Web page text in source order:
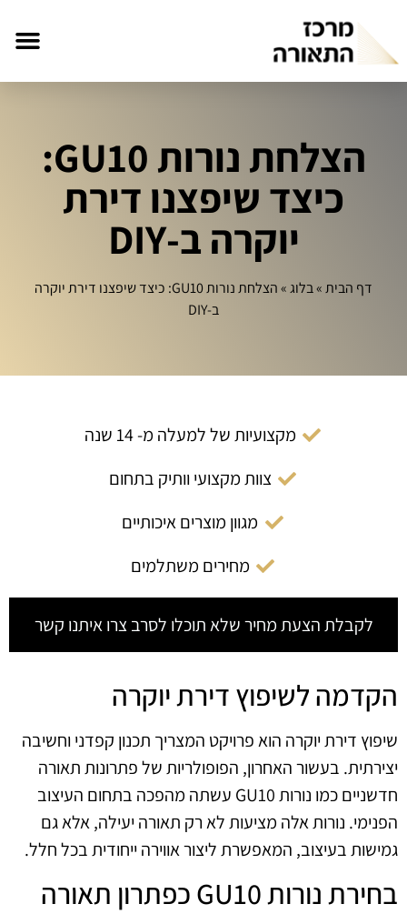
הצלחת נורות GU10:
כיצד שיפצנו דירת
יוקרה ב‑DIY
דף הבית»בלוג»
הצלחת נורות GU10: כיצד שיפצנו דירת יוקרה
ב‑DIY
מקצועיות של למעלה מ- 14 שנה
צוות מקצועי וותיק בתחום
מגוון מוצרים איכותיים
מחירים משתלמים
לקבלת הצעת מחיר שלא תוכלו לסרב צרו איתנו קשר
הקדמה לשיפוץ דירת יוקרה
שיפוץ דירת יוקרה הוא פרויקט המצריך תכנון קפדני וחשיבה
יצירתית. בעשור האחרון, הפופולריות של פתרונות תאורה
חדשניים כמו נורות GU10 עשתה מהפכה בתחום העיצוב
הפנימי. נורות אלה מציעות לא רק תאורה יעילה, אלא גם
גמישות בעיצוב, המאפשרת ליצור אווירה ייחודית בכל חלל.
בחירת נורות GU10 כפתרון תאורה